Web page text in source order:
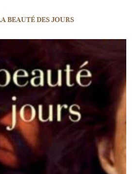
BEAUTÉ DES JOURS